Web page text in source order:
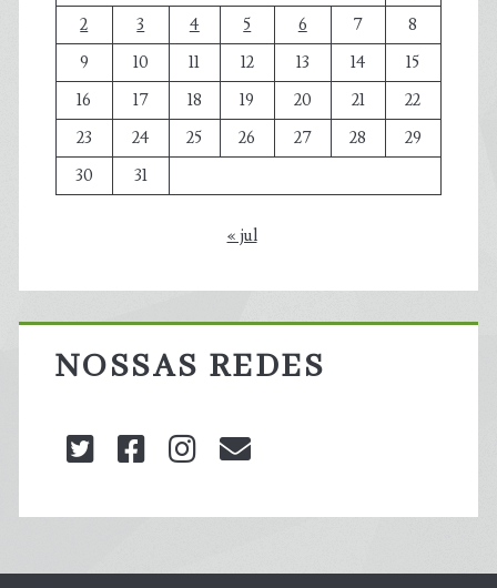
2
3 4 5 6 7
8
9
10 11 12 13 14
15
16
17 18 19 20 21
22
23
24 25 26 27 28
29
30
31
« jul
NOSSAS REDES
twitterfacebookinstagram